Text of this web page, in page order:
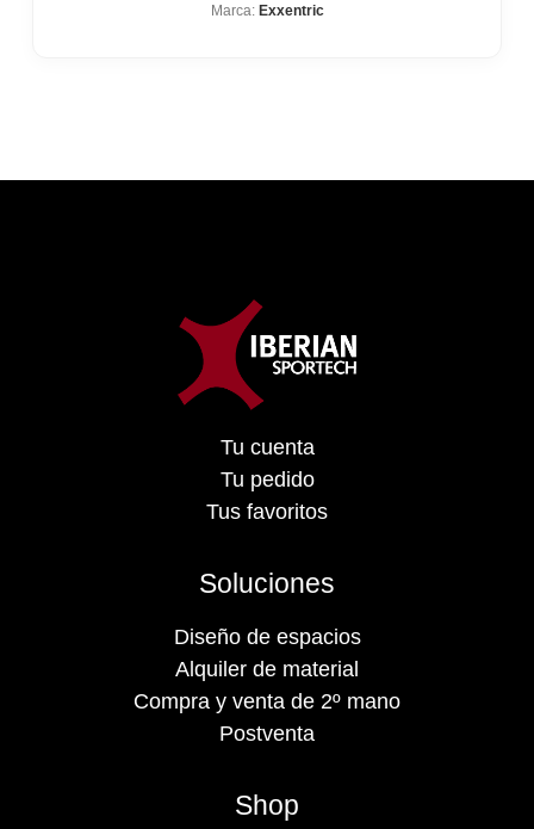
Marca: Exxentric
Tu cuenta
Tu pedido
Tus favoritos
Soluciones
Diseño de espacios
Alquiler de material
Compra y venta de 2º mano
Postventa
Shop